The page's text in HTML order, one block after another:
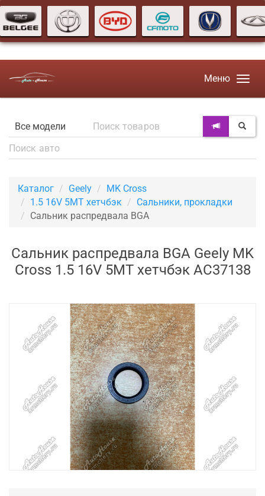
Меню
Каталог Geely
MK Cross
1.5 16V 5MT хетчбэк
Сальники, прокладки
Сальник распредвала BGA
Сальник распредвала BGA Geely MK
Cross 1.5 16V 5MT хетчбэк AC37138